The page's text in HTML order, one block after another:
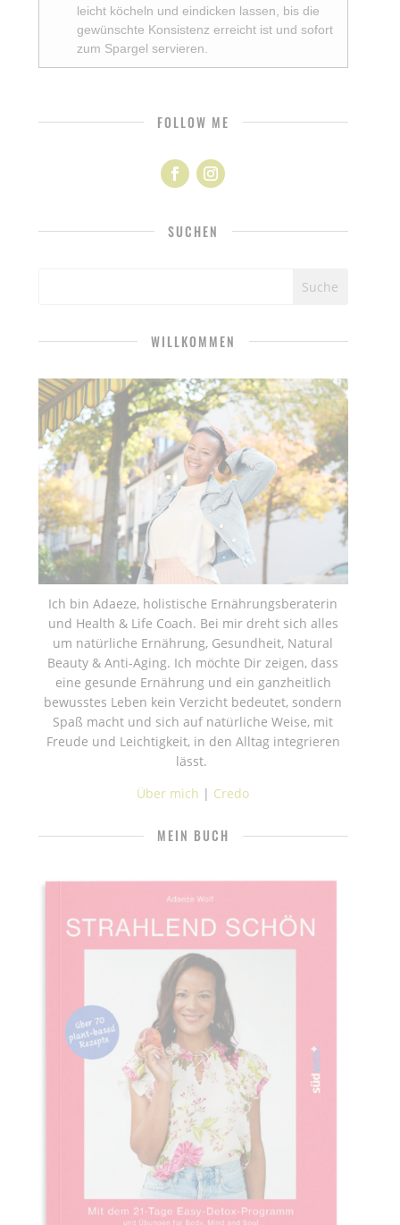
leicht köcheln und eindicken lassen, bis die
gewünschte Konsistenz erreicht ist und sofort
zum Spargel servieren.
FOLLOW ME
SUCHEN
WILLKOMMEN
Ich bin Adaeze, holistische Ernährungsberaterin
und Health & Life Coach. Bei mir dreht sich alles
um natürliche Ernährung, Gesundheit, Natural
Beauty & Anti-Aging. Ich möchte Dir zeigen, dass
eine gesunde Ernährung und ein ganzheitlich
bewusstes Leben kein Verzicht bedeutet, sondern
Spaß macht und sich auf natürliche Weise, mit
Freude und Leichtigkeit, in den Alltag integrieren
lässt.
Über mich | Credo
MEIN BUCH